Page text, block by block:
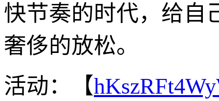
快节奏的时代，给自
奢侈的放松。
活动：【